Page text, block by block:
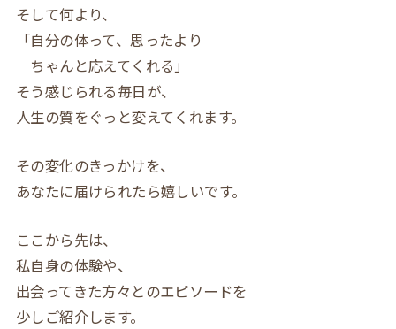
そして何より、
「自分の体って、思ったより
ちゃんと応えてくれる」
そう感じられる毎日が、
人生の質をぐっと変えてくれます。
その変化のきっかけを、
あなたに届けられたら嬉しいです。
ここから先は、
私自身の体験や、
出会ってきた方々とのエピソードを
少しご紹介します。